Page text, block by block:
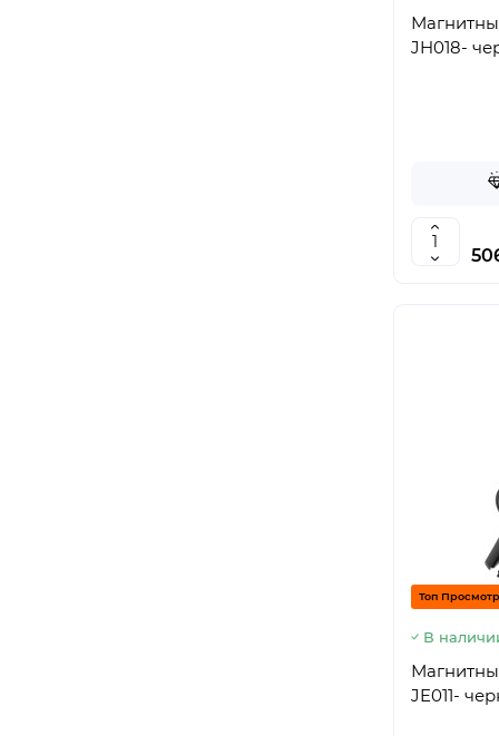
JH018-
Топ
В
JE011-